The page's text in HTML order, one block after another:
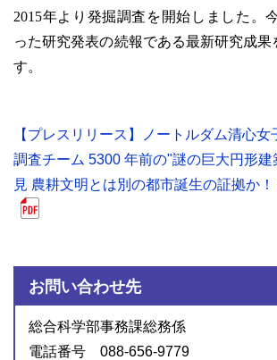
2015年より発掘調査を開始しました。
った研究発表の続報である最新研究成果
す。
【プレスリリース】ノートルダム清心
調査チーム 5300 年前の"謎の巨大円形
見 農耕文明とは別の都市誕生の証拠か
お問い合わせ先
総合科学部事務課総務係
電話番号 088-656-9779